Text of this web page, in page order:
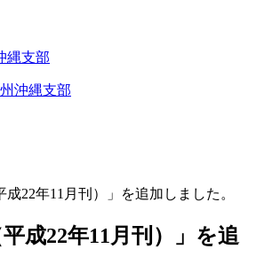
沖縄支部
成22年11月刊）」を追加しました。
平成22年11月刊）」を追